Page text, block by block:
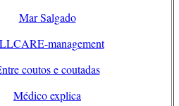
Mar Salgado
management
coutos e coutadas
Médico explica